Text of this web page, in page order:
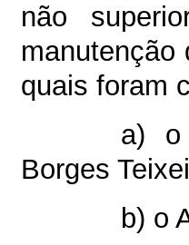
não
manutenção
quais foram
a) o
Borges
b) o